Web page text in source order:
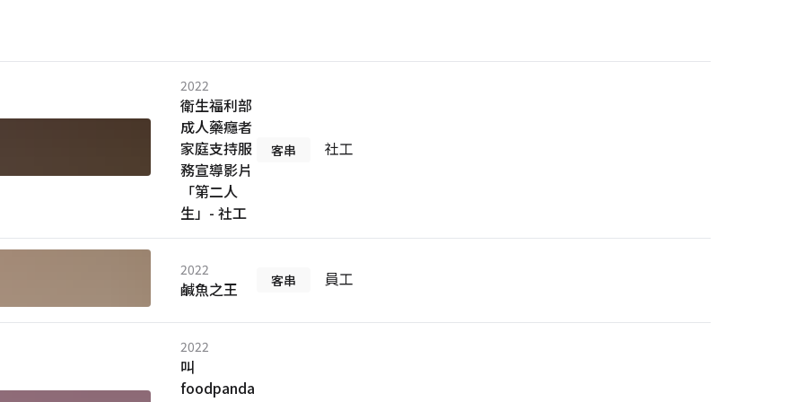
2022
衛生福利部
成人藥癮者
家庭支持服
務宣導影片
「第二人
生」- 社工
客串 社工
2022
鹹魚之王 客串 員工
2022
叫
foodpanda